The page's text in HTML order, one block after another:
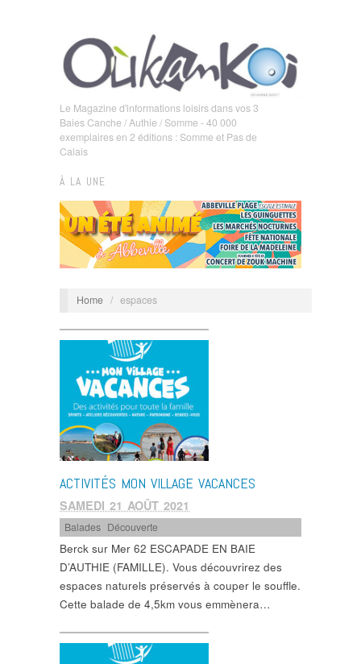
Le Magazine d'informations loisirs dans vos 3
Baies Canche / Authie / Somme - 40 000
exemplaires en 2 éditions : Somme et Pas de
Calais
À LA UNE
Home / espaces
ACTIVITÉS MON VILLAGE VACANCES
SAMEDI 21 AOÛT 2021
Balades Découverte
Berck sur Mer 62 ESCAPADE EN BAIE
D’AUTHIE (FAMILLE). Vous découvrirez des
espaces naturels préservés à couper le souffle.
Cette balade de 4,5km vous emmènera…